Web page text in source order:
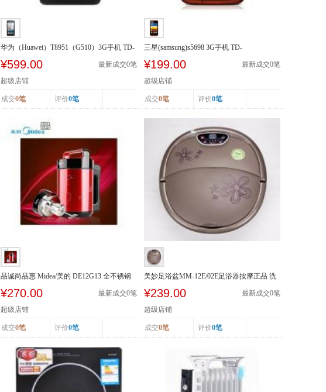
华为（Huawei）T8951（G510）3G手机 TD-
¥599.00 最新成交0笔
超级店铺
成交0笔 评价0笔
三星(samsung)s5698 3G手机 TD-
¥199.00 最新成交0笔
超级店铺
成交0笔 评价0笔
品诚尚品惠 Midea/美的 DE12G13 全不锈钢
¥270.00 最新成交0笔
超级店铺
成交0笔 评价0笔
美妙足浴盆MM-12E/02E足浴器按摩正品 洗
¥239.00 最新成交0笔
超级店铺
成交0笔 评价0笔